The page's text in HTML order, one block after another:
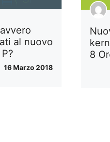
al nuovo
16 Marzo 2018
8